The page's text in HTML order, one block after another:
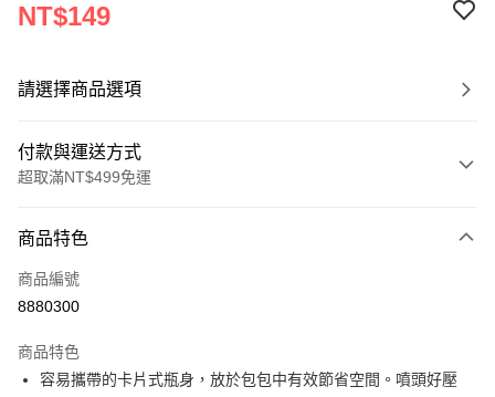
NT$149
請選擇商品選項
付款與運送方式
超取滿NT$499免運
信用卡一次付款
超商取貨付款
Apple Pay
商品特色
商品編號
8880300
商品特色
容易攜帶的卡片式瓶身，放於包包中有效節省空間。噴頭好壓